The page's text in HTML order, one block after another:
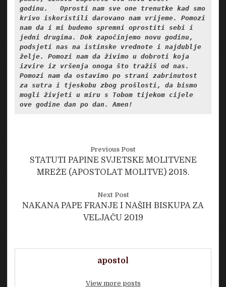
godinu.   Oprosti nam sve one trenutke kad smo
krivo iskoristili darovano nam vrijeme. Pomozi
nam da i mi budemo spremni oprostiti sebi i
jedni drugima. Dok započinjemo novu godinu,
podsjeti nas na istinske vrednote i najdublje
želje. Pomozi nam da živimo u dobroti koja
izvire iz vršenja onoga što tražiš od nas.
Pomozi nam da ostavimo po strani zabrinutost
za sutra i tjeskobu zbog prošlosti, da bismo
mogli živjeti u miru s Tobom tijekom cijele
ove godine dan po dan. Amen!
Previous Post
STATUTI PAPINE SVJETSKE MOLITVENE
MREŽE (APOSTOLAT MOLITVE) 2018.
Next Post
NAKANA PAPE FRANJE I NAŠIH BISKUPA ZA
VELJAČU 2019
apostol
View more posts